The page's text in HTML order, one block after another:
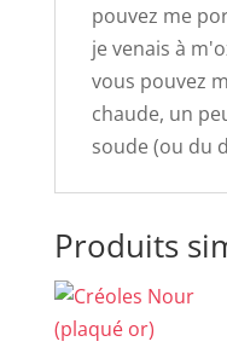
pouvez me
je venais à
vous pouvez
chaude, un
soude (ou du
Produits